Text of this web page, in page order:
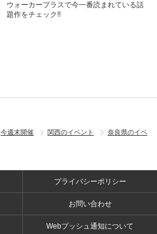
ウォーカープラスで今一番読まれている話
題作をチェック!!
今週末開催 関西のイベント
奈良県のイベ
プライバシーポリシー
お問い合わせ
Webプッシュ通知について